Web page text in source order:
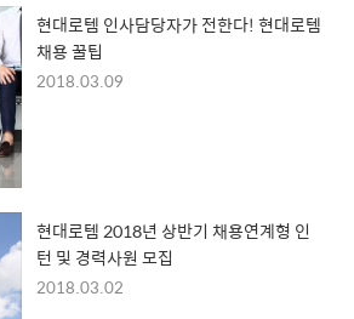
현대로템 인사담당자가 전한다! 현대로템
채용 꿀팁
2018.03.09
현대로템 2018년 상반기 채용연계형 인
턴 및 경력사원 모집
2018.03.02